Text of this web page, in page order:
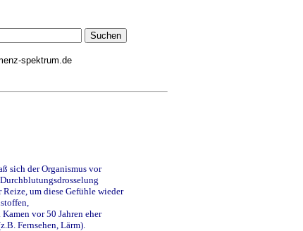
spektrum.de
sich der Organismus vor
um diese Gefühle wieder
vor 50 Jahren eher
Fernsehen, Lärm).